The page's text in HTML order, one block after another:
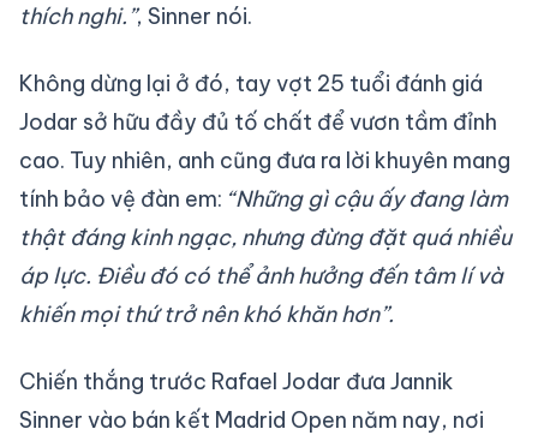
thích nghi.”, Sinner nói.
Không dừng lại ở đó, tay vợt 25 tuổi đánh giá
Jodar sở hữu đầy đủ tố chất để vươn tầm đỉnh
cao. Tuy nhiên, anh cũng đưa ra lời khuyên mang
tính bảo vệ đàn em: “Những gì cậu ấy đang làm
thật đáng kinh ngạc, nhưng đừng đặt quá nhiều
áp lực. Điều đó có thể ảnh hưởng đến tâm lí và
khiến mọi thứ trở nên khó khăn hơn”.
Chiến thắng trước Rafael Jodar đưa Jannik
Sinner vào bán kết Madrid Open năm nay, nơi